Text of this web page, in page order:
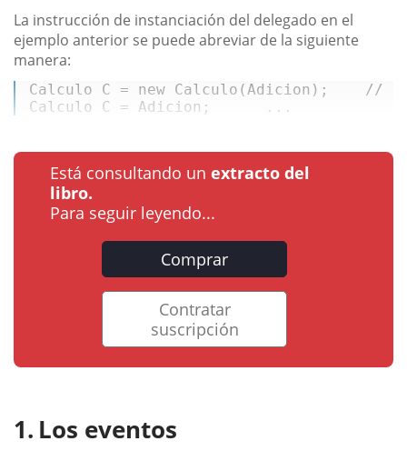
La instrucción de instanciación del delegado en el
ejemplo anterior se puede abreviar de la siguiente
manera:
Calculo C = new Calculo (Adicion); //
Calculo
C = Adicion;      ...
Está consultando un extracto del
libro.
Para seguir leyendo...
Comprar
Contratar
suscripción
Los eventos